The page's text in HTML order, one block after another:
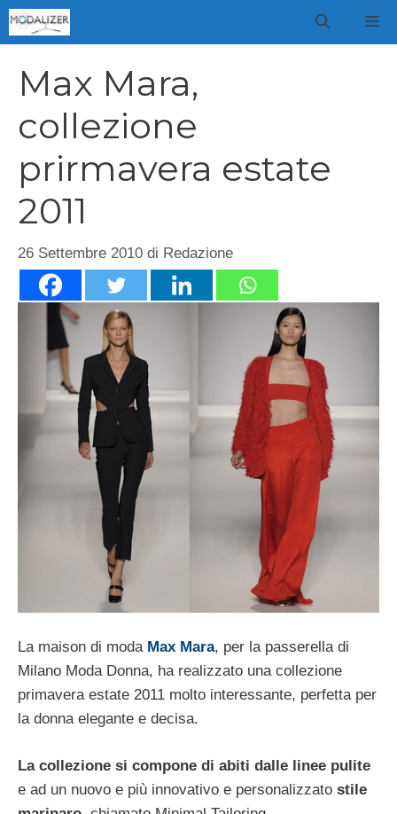
Vai
al
Max Mara,
collezione
prirmavera estate
2011
26 Settembre 2010 di Redazione
La maison di moda Max Mara, per la passerella di
Milano Moda Donna, ha realizzato una collezione
primavera estate 2011 molto interessante, perfetta per
la donna elegante e decisa.
La collezione si compone di abiti dalle linee pulite
e ad un nuovo e più innovativo e personalizzato stile